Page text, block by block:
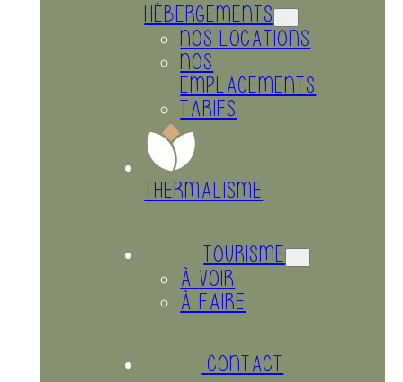
HÉBERGEMENTS
NOS LOCATIONS
NOS
EMPLACEMENTS
TARIFS
THERMALISME
TOURISME
À VOIR
À FAIRE
CONTACT